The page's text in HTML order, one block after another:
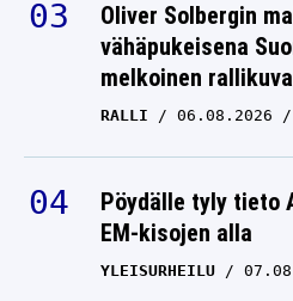
Oliver Solbergin
vähäpukeisena
melkoinen rallikuva
RALLI 06.08.2026
Pöydälle tyly tieto
EM-kisojen alla
YLEISURHEILU